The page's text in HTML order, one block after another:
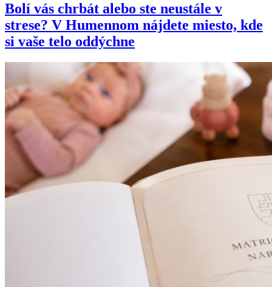
Bolí vás chrbát alebo ste neustále v
strese? V Humennom nájdete miesto, kde
si vaše telo oddýchne